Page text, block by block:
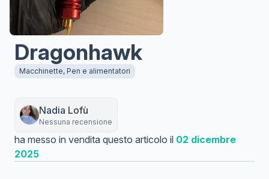
Dragonhawk
Macchinette, Pen e alimentatori
Nadia Lofù
Nessuna recensione
ha messo in vendita questo articolo il 02 dicembre
2025